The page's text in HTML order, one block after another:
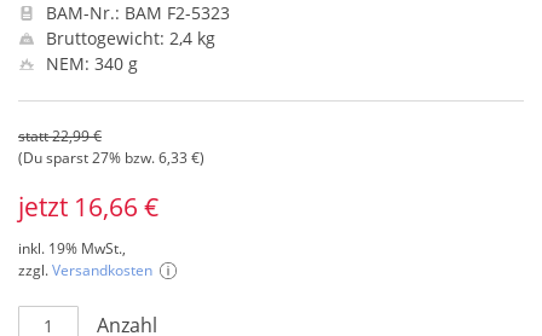
BAM-Nr.: BAM F2-5323
Bruttogewicht: 2,4 kg
NEM: 340 g
statt 22,99 €
(Du sparst 27% bzw. 6,33 €)
jetzt 16,66 €
inkl. 19% MwSt.,
zzgl.Versandkosten
Anzahl